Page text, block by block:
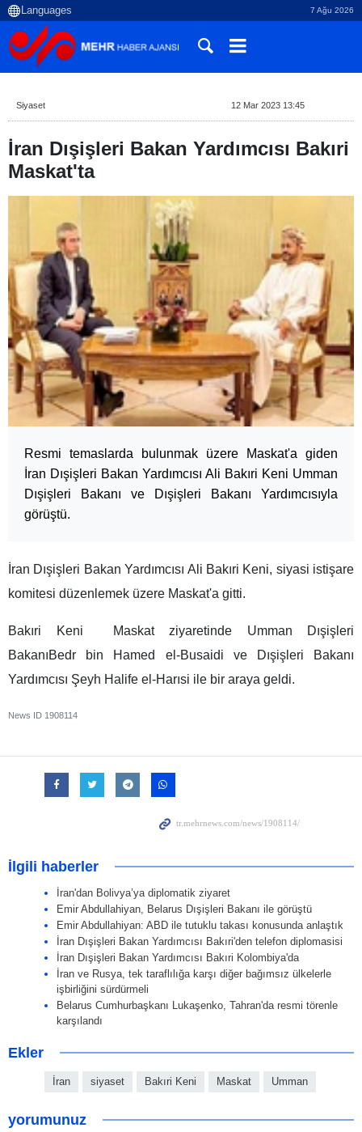
7 Ağu 2026
Siyaset 12 Mar 2023 13:45
İran Dışişleri Bakan Yardımcısı Bakıri
Maskat'ta
Resmi temaslarda bulunmak üzere Maskat'a giden
İran Dışişleri Bakan Yardımcısı Ali Bakıri Keni Umman
Dışişleri Bakanı ve Dışişleri Bakanı Yardımcısıyla
görüştü.
İran Dışişleri Bakan Yardımcısı Ali Bakıri Keni, siyasi istişare
komitesi düzenlemek üzere Maskat'a gitti.
Bakıri Keni Maskat ziyaretinde Umman Dışişleri
BakanıBedr bin Hamed el-Busaidi ve Dışişleri Bakanı
Yardımcısı Şeyh Halife el-Harısi ile bir araya geldi.
News ID 1908114
İlgili haberler
İran'dan Bolivya’ya diplomatik ziyaret
Emir Abdullahiyan, Belarus Dışişleri Bakanı ile görüştü
Emir Abdullahiyan: ABD ile tutuklu takası konusunda anlaştık
İran Dışişleri Bakan Yardımcısı Bakıri'den telefon diplomasisi
İran Dışişleri Bakan Yardımcısı Bakıri Kolombiya'da
İran ve Rusya, tek taraflılığa karşı diğer bağımsız ülkelerle
işbirliğini sürdürmeli
Belarus Cumhurbaşkanı Lukaşenko, Tahran'da resmi törenle
karşılandı
Ekler
İran siyaset Bakıri Keni Maskat Umman
yorumunuz